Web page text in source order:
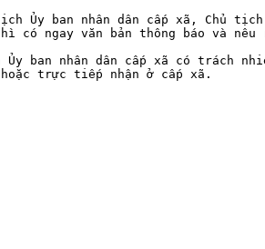
Ủy ban nhân dân cấp xã, Chủ
ngay văn bản thông báo và
ban nhân dân cấp xã có trách